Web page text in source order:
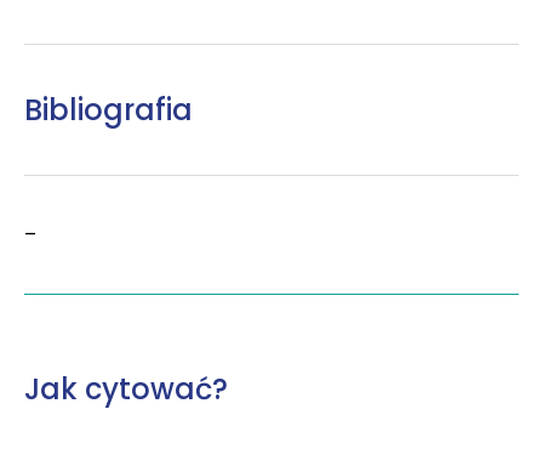
Bibliografia
–
Jak cytować?